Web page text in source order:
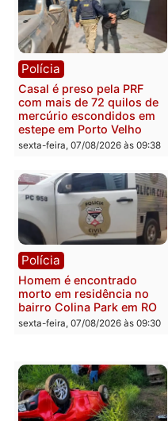
Polícia
2 MILHÕES – Unnesa
apresenta documentos
que comprovam
transparência e
na operação alvo da PF
Polícia
Casal é preso pela PRF
com mais de 72 quilos de
mercúrio escondidos em